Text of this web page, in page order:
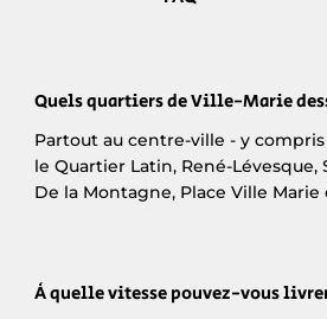
Quels quartiers de Ville-Marie
Partout au centre-ville - y
le Quartier Latin, René-Lévesque,
De la Montagne, Place Ville
À quelle vitesse pouvez-vous